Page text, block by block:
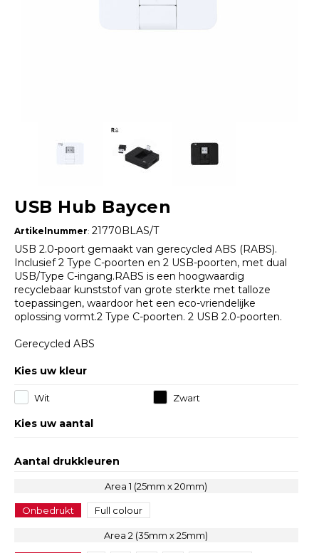
USB Hub Baycen
Artikelnummer:21770BLAS/T
USB 2.0-poort gemaakt van gerecycled ABS (RABS).
Inclusief 2 Type C-poorten en 2 USB-poorten, met dual
USB/Type C-ingang.RABS is een hoogwaardig
recyclebaar kunststof van grote sterkte met talloze
toepassingen, waardoor het een eco-vriendelijke
oplossing vormt.2 Type C-poorten. 2 USB 2.0-poorten.
Gerecycled ABS
Kies uw kleur
Wit Zwart
Kies uw aantal
Aantal drukkleuren
Area 1 (25mm x 20mm)
Onbedrukt Full colour
Area 2 (35mm x 25mm)